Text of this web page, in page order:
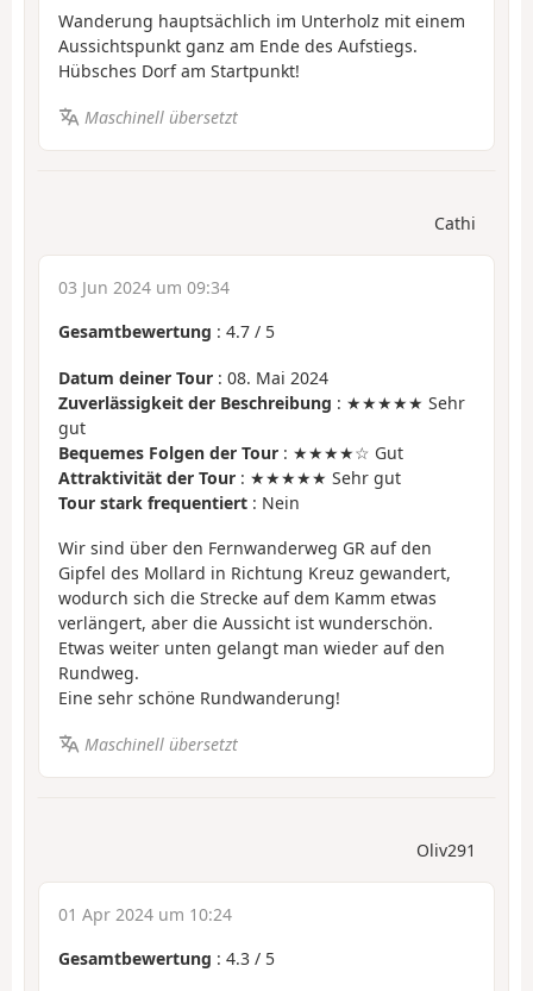
Wanderung hauptsächlich im Unterholz mit einem
Aussichtspunkt ganz am Ende des Aufstiegs.
Hübsches Dorf am Startpunkt!
Maschinell übersetzt
Cathi
03 Jun 2024 um 09:34
Gesamtbewertung : 4.7 / 5
Datum deiner Tour : 08. Mai 2024
Zuverlässigkeit der Beschreibung : ★★★★★ Sehr
gut
Bequemes Folgen der Tour : ★★★★☆ Gut
Attraktivität der Tour : ★★★★★ Sehr gut
Tour stark frequentiert : Nein
Wir sind über den Fernwanderweg GR auf den
Gipfel des Mollard in Richtung Kreuz gewandert,
wodurch sich die Strecke auf dem Kamm etwas
verlängert, aber die Aussicht ist wunderschön.
Etwas weiter unten gelangt man wieder auf den
Rundweg.
Eine sehr schöne Rundwanderung!
Maschinell übersetzt
Oliv291
01 Apr 2024 um 10:24
Gesamtbewertung : 4.3 / 5